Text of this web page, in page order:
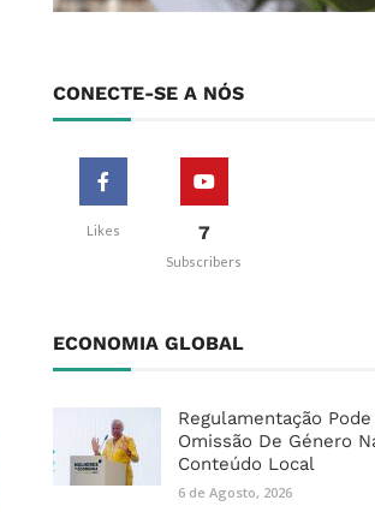
CONECTE-SE A NÓS
Likes 7
Subscribers
ECONOMIA GLOBAL
Regulamentação
Omissão De Género
Conteúdo Local
6 de Agosto, 2026